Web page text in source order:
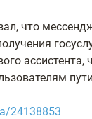
что
ассистента,
24138853